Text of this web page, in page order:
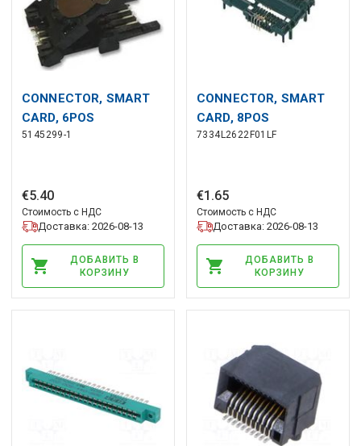
CONNECTOR, SMART
CARD, 6POS
5145299-1
€5.40
Стоимость с НДС
Доставка: 2026-08-13
ДОБАВИТЬ В
КОРЗИНУ
CONNECTOR, SMART
CARD, 8POS
7334L2622F01LF
€1 .65
Стоимость с НДС
Доставка: 2026-08-13
ДОБАВИТЬ В
КОРЗИНУ